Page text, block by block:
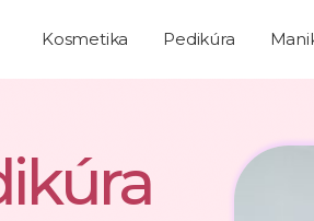
Kosmetika Pedikúra